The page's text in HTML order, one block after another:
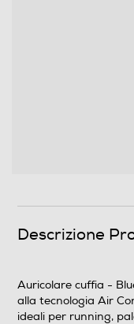
Descrizione
Auricolare cuffia -
alla tecnologia Air
ideali per running,